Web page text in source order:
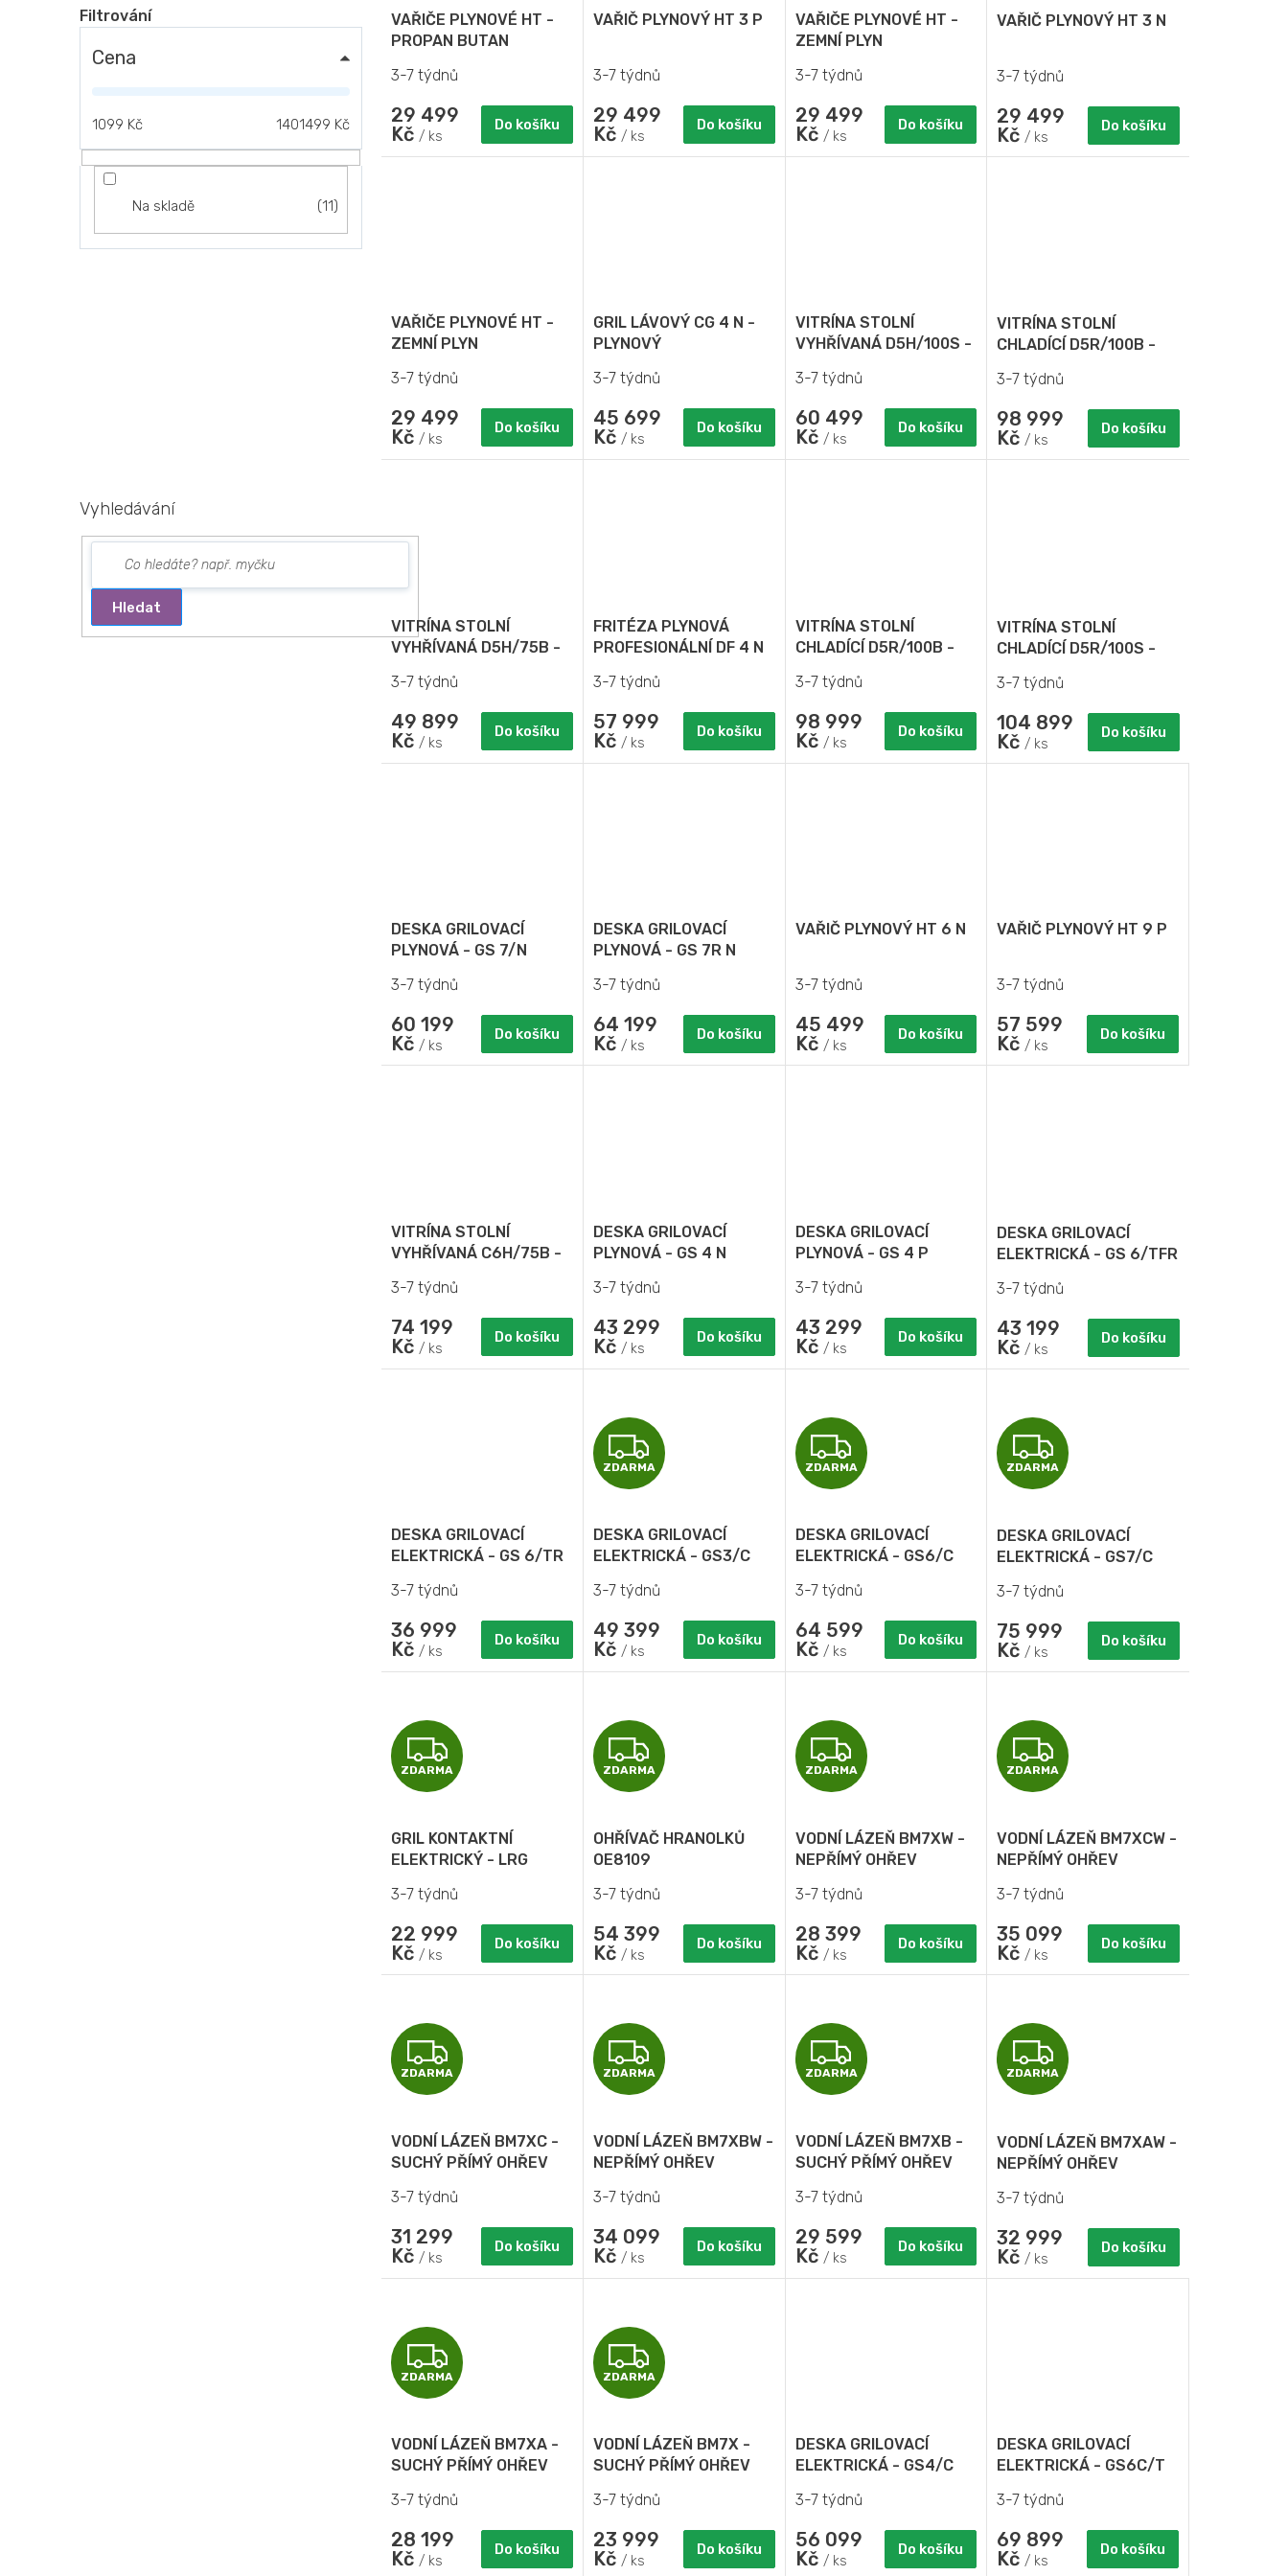
Cena
1099 Kč 1401499 Kč
Na skladě 11
Vyhledávání
Hledat
VAŘIČE PLYNOVÉ HT -
PROPAN BUTAN
3-7 týdnů
29 499
Kč / ks
Do košíku
VAŘIČ PLYNOVÝ HT 3 P
3-7 týdnů
29 499
Kč / ks
Do košíku
VAŘIČE PLYNOVÉ HT -
ZEMNÍ PLYN
3-7 týdnů
29 499
Kč / ks
Do košíku
VAŘIČ PLYNOVÝ HT 3 N
3-7 týdnů
29 499
Kč / ks
Do košíku
VAŘIČE PLYNOVÉ HT -
ZEMNÍ PLYN
3-7 týdnů
29 499
Kč / ks
Do košíku
GRIL LÁVOVÝ CG 4 N -
PLYNOVÝ
3-7 týdnů
45 699
Kč / ks
Do košíku
VITRÍNA STOLNÍ
VYHŘÍVANÁ D5H/100S -
SAMOOBSLUŽNÁ
3-7 týdnů
60 499
Kč / ks
Do košíku
VITRÍNA STOLNÍ
CHLADÍCÍ D5R/100B -
3-7 týdnů
98 999
Kč/ ks
Do košíku
VITRÍNA STOLNÍ
VYHŘÍVANÁ D5H/75B -
3-7 týdnů
49 899
Kč / ks
Do košíku
FRITÉZA PLYNOVÁ
PROFESIONÁLNÍ DF 4 N
3-7 týdnů
57 999
Kč / ks
Do košíku
VITRÍNA STOLNÍ
CHLADÍCÍ D5R/100B -
3-7 týdnů
98 999
Kč / ks
Do košíku
VITRÍNA STOLNÍ
CHLADÍCÍ D5R/100S -
SAMOOBSLUŽNÁ
3-7 týdnů
104 899
Kč / ks
Do košíku
DESKA GRILOVACÍ
PLYNOVÁ - GS 7/N
3-7 týdnů
60 199
Kč / ks
Do košíku
DESKA GRILOVACÍ
PLYNOVÁ - GS 7R N
3-7 týdnů
64 199
Kč / ks
Do košíku
VAŘIČ PLYNOVÝ HT 6 N
3-7 týdnů
45 499
Kč / ks
Do košíku
VAŘIČ PLYNOVÝ HT 9 P
3-7 týdnů
57 599
Kč/ ks
Do košíku
VITRÍNA STOLNÍ
VYHŘÍVANÁ C6H/75B -
3-7 týdnů
74 199
Kč / ks
Do košíku
DESKA GRILOVACÍ
PLYNOVÁ - GS 4 N
3-7 týdnů
43 299
Kč / ks
Do košíku
DESKA GRILOVACÍ
PLYNOVÁ - GS 4 P
3-7 týdnů
43 299
Kč / ks
Do košíku
DESKA GRILOVACÍ
ELEKTRICKÁ - GS 6/TFR
3-7 týdnů
43 199
Kč / ks
Do košíku
DESKA GRILOVACÍ
ELEKTRICKÁ - GS 6/TR
3-7 týdnů
36 999
Kč / ks
Do košíku
Z
D
A
R
M
A
ZDARMA
DESKA GRILOVACÍ
ELEKTRICKÁ - GS3/C
3-7 týdnů
49 399
Kč / ks
Do košíku
Z
D
A
R
M
A
ZDARMA
DESKA GRILOVACÍ
ELEKTRICKÁ - GS6/C
3-7 týdnů
64 599
Kč / ks
Do košíku
Z
D
A
R
M
A
ZDARMA
DESKA GRILOVACÍ
ELEKTRICKÁ - GS7/C
3-7 týdnů
75 999
Kč/ ks
Do košíku
Z
D
A
R
M
A
ZDARMA
GRIL KONTAKTNÍ
ELEKTRICKÝ - LRG
3-7 týdnů
22 999
Kč / ks
Do košíku
Z
D
A
R
M
A
ZDARMA
OHŘÍVAČ HRANOLKŮ
OE8109
3-7 týdnů
54 399
Kč / ks
Do košíku
Z
D
A
R
M
A
ZDARMA
VODNÍ LÁZEŇ BM7XW -
NEPŘÍMÝ OHŘEV
3-7 týdnů
28 399
Kč / ks
Do košíku
Z
D
A
R
M
A
ZDARMA
VODNÍ LÁZEŇ BM7XCW -
NEPŘÍMÝ OHŘEV
3-7 týdnů
35 099
Kč/ ks
Do košíku
Z
D
A
R
M
A
ZDARMA
VODNÍ LÁZEŇ BM7XC -
SUCHÝ PŘÍMÝ OHŘEV
3-7 týdnů
31 299
Kč / ks
Do košíku
Z
D
A
R
M
A
ZDARMA
VODNÍ LÁZEŇ BM7XBW -
NEPŘÍMÝ OHŘEV
3-7 týdnů
34 099
Kč / ks
Do košíku
Z
D
A
R
M
A
ZDARMA
VODNÍ LÁZEŇ BM7XB -
SUCHÝ PŘÍMÝ OHŘEV
3-7 týdnů
29 599
Kč / ks
Do košíku
Z
D
A
R
M
A
ZDARMA
VODNÍ LÁZEŇ BM7XAW -
NEPŘÍMÝ OHŘEV
3-7 týdnů
32 999
Kč / ks
Do košíku
Z
D
A
R
M
A
ZDARMA
VODNÍ LÁZEŇ BM7XA -
SUCHÝ PŘÍMÝ OHŘEV
3-7 týdnů
28 199
Kč / ks
Do košíku
Z
D
A
R
M
A
ZDARMA
VODNÍ LÁZEŇ BM7X -
SUCHÝ PŘÍMÝ OHŘEV
3-7 týdnů
23 999
Kč / ks
Do košíku
DESKA GRILOVACÍ
ELEKTRICKÁ - GS4/C
3-7 týdnů
56 099
Kč / ks
Do košíku
DESKA GRILOVACÍ
ELEKTRICKÁ - GS6C/T
3-7 týdnů
69 899
Kč/ ks
Do košíku